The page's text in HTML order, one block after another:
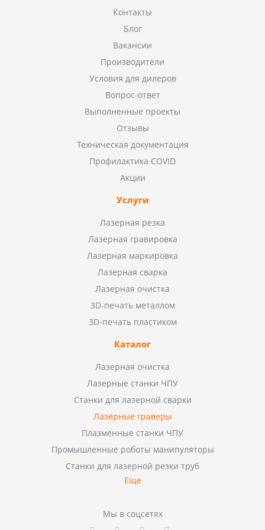
Контакты
Блог
Вакансии
Производители
Условия для дилеров
Вопрос-ответ
Выполненные проекты
Отзывы
Техническая документация
Профилактика COVID
Акции
Услуги
Лазерная резка
Лазерная гравировка
Лазерная маркировка
Лазерная сварка
Лазерная очистка
3D-печать металлом
3D-печать пластиком
Каталог
Лазерная очистка
Лазерные станки ЧПУ
Станки для лазерной сварки
Лазерные граверы
Плазменные станки ЧПУ
Промышленные роботы манипуляторы
Станки для лазерной резки труб
Еще
Мы в соцсетях